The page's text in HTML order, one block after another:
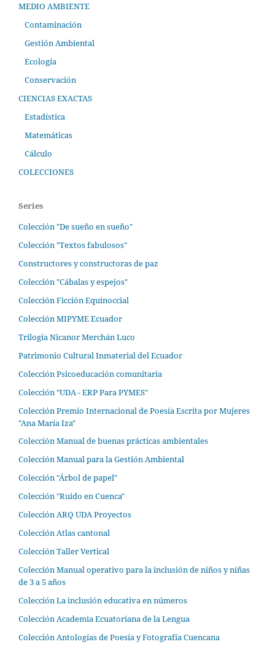
MEDIO AMBIENTE
Contaminación
Gestión Ambiental
Ecología
Conservación
CIENCIAS EXACTAS
Estadística
Matemáticas
Cálculo
COLECCIONES
Series
Colección "De sueño en sueño"
Colección "Textos fabulosos"
Constructores y constructoras de paz
Colección "Cábalas y espejos"
Colección Ficción Equinoccial
Colección MIPYME Ecuador
Trilogía Nicanor Merchán Luco
Patrimonio Cultural Inmaterial del Ecuador
Colección Psicoeducación comunitaria
Colección "UDA - ERP Para PYMES"
Colección Premio Internacional de Poesía Escrita por Mujeres
"Ana María Iza"
Colección Manual de buenas prácticas ambientales
Colección Manual para la Gestión Ambiental
Colección "Árbol de papel"
Colección "Ruido en Cuenca"
Colección ARQ UDA Proyectos
Colección Atlas cantonal
Colección Taller Vertical
Colección Manual operativo para la inclusión de niños y niñas
de 3 a 5 años
Colección La inclusión educativa en números
Colección Academia Ecuatoriana de la Lengua
Colección Antologías de Poesía y Fotografía Cuencana